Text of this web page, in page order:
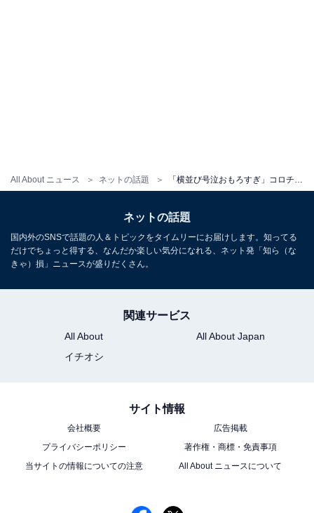
All About ニュース ネットの話題
ネットの話題
国内外のSNSで話題の人＆トピックをタイムリーにお届けします。知ってる
だけでちょっと得する、なんだか楽しい気分になれる、ネット発「知ら（な
きゃ）損」ニュースが盛りだくさん。
関連サービス
All About
All About Japan
イチオシ
サイト情報
会社概要
広告掲載
プライバシーポリシー
著作権・商標・免責事項
当サイトの情報についての注意
All About ニュースについて